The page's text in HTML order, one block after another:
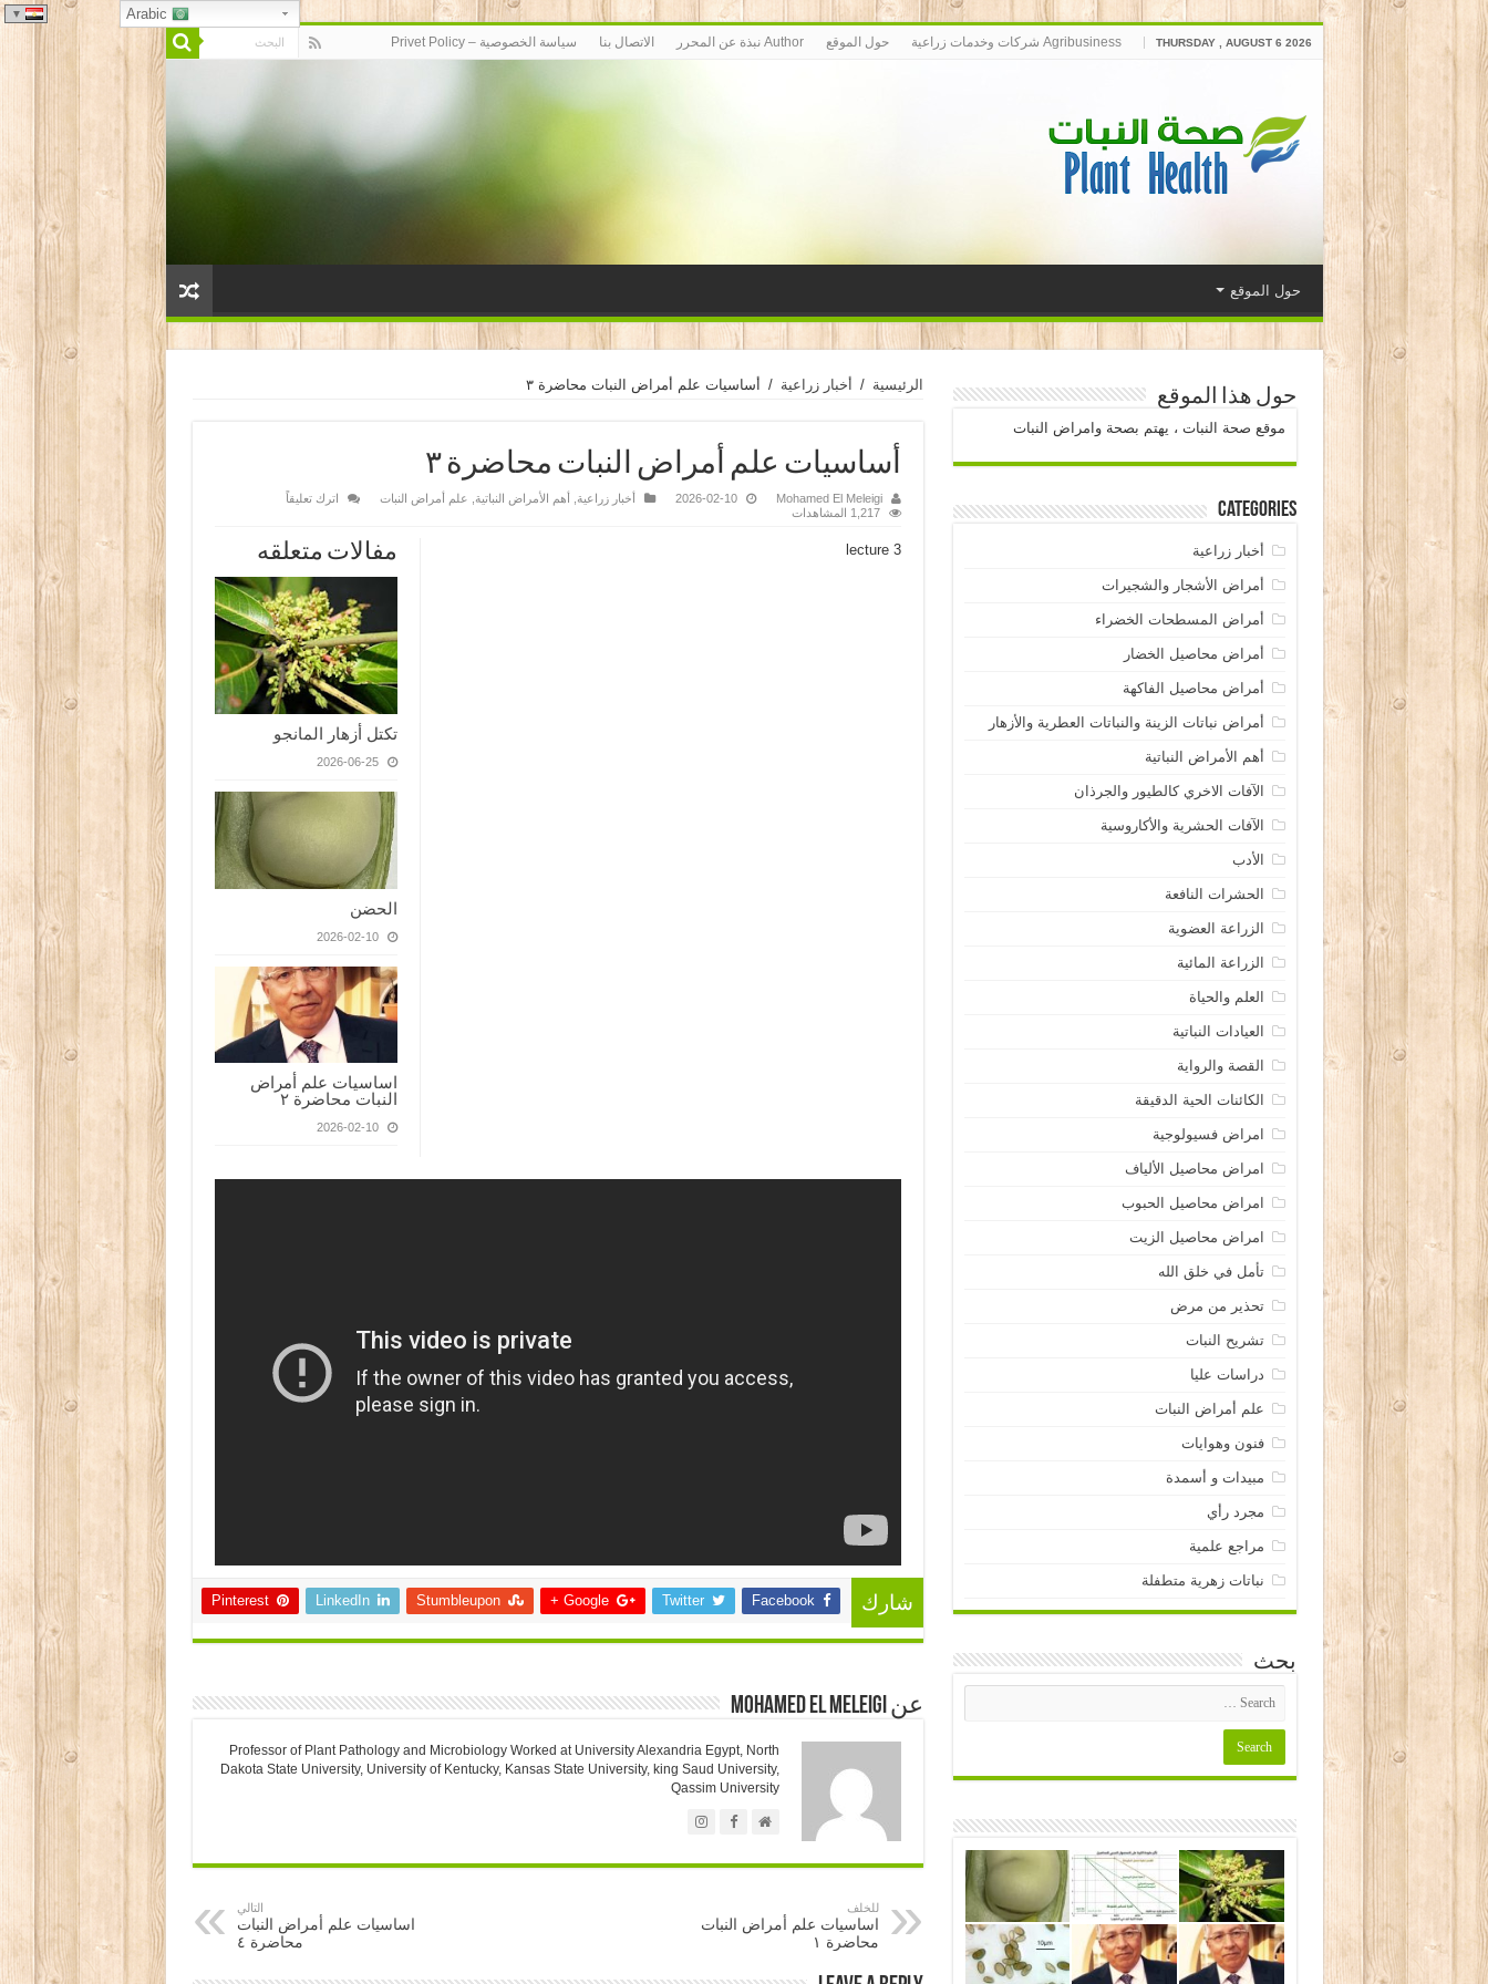
THURSDAY , AUGUST 6 2026 Agribusiness شركات وخدمات زراعية حول الموقع Author نبذة عن المحرر الاتصال بنا سياسة الخصوصية – Privet Policy
حول الموقع
الرئيسية / أخبار زراعية / أساسيات علم أمراض النبات محاضرة ٣
أساسيات علم أمراض النبات محاضرة ٣
Mohamed El Meleigi
2026-02-10 أخبار زراعية أهم الأمراض النباتية علم أمراض النبات
اترك تعليقاً
1,217 المشاهدات
مفالات متعلقه
تكتل أزهار المانجو
2026-06-25
الحضن
2026-02-10
اساسيات علم أمراض
النبات محاضرة ٢
2026-02-10
lecture 3
شارك Facebook
Twitter
Google +
Stumbleupon
LinkedIn
Pinterest
عن Mohamed El Meleigi
Professor of Plant Pathology and Microbiology Worked at University Alexandria Egypt, North
Dakota State University, University of Kentucky, Kansas State University, king Saud University,
Qassim University
للخلف
اساسيات علم أمراض النبات
محاضرة ١
التالي
اساسيات علم أمراض النبات
محاضرة ٤
حول هذا الموقع
موقع صحة النبات ، يهتم بصحة وامراض النبات
Categories
أخبار زراعية
أمراض الأشجار والشجيرات
أمراض المسطحات الخضراء
أمراض محاصيل الخضار
أمراض محاصيل الفاكهة
أمراض نباتات الزينة والنباتات العطرية والأزهار
أهم الأمراض النباتية
الآفات الاخري كالطيور والجرذان
الآفات الحشرية والأكاروسية
الأدب
الحشرات النافعة
الزراعة العضوية
الزراعة المائية
العلم والحياة
العيادات النباتية
القصة والرواية
الكائنات الحية الدقيقة
امراض فسيولوجية
امراض محاصيل الألياف
امراض محاصيل الحبوب
امراض محاصيل الزيت
تأمل في خلق الله
تحذير من مرض
تشريح النبات
دراسات عليا
علم أمراض النبات
فنون وهوايات
مبيدات و أسمدة
مجرد رأي
مراجع علمية
نباتات زهرية متطفلة
بحث